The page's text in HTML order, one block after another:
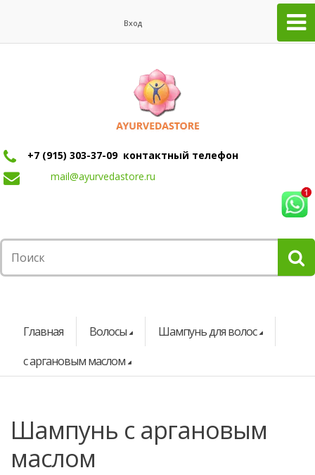
Вход
+7 (915) 303-37-09 контактный телефон
mail@ayurvedastore.ru
Главная Волосы
Шампунь для волос
с аргановым маслом
шампунь с аргановым
маслом